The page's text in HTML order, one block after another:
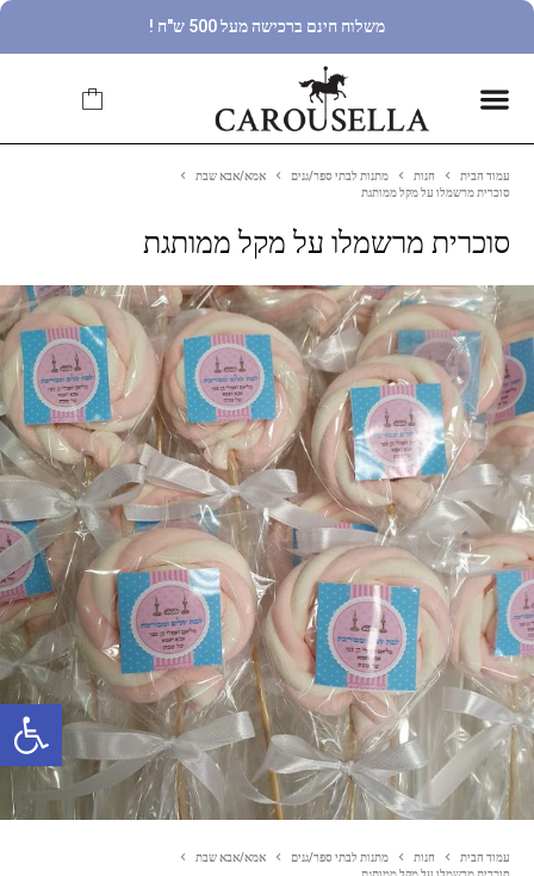
פתח סרגל נגישות
משלוח חינם ברכישה מעל 500 ש"ח !
עמוד הבית חנות מתנות לבתי ספר/גנים
אמא/אבא שבת
סוכרית מרשמלו על מקל ממותגת
סוכרית מרשמלו על מקל ממותגת
עמוד הבית חנות מתנות לבתי ספר/גנים
אמא/אבא שבת